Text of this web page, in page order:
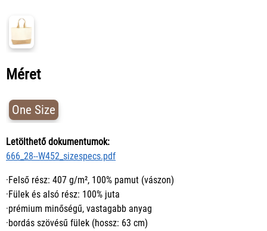
Méret
One Size
Letölthető dokumentumok:
666_28--W452_sizespecs.pdf
·Felső rész: 407 g/m², 100% pamut (vászon)
·Fülek és alsó rész: 100% juta
·prémium minőségű, vastagabb anyag
·bordás szövésű fülek (hossz: 63 cm)